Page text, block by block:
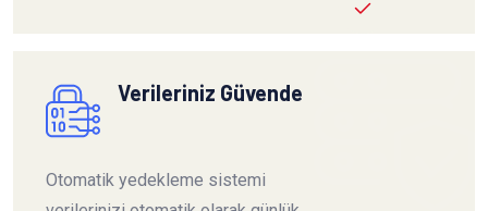
Verileriniz Güvende
Otomatik yedekleme sistemi